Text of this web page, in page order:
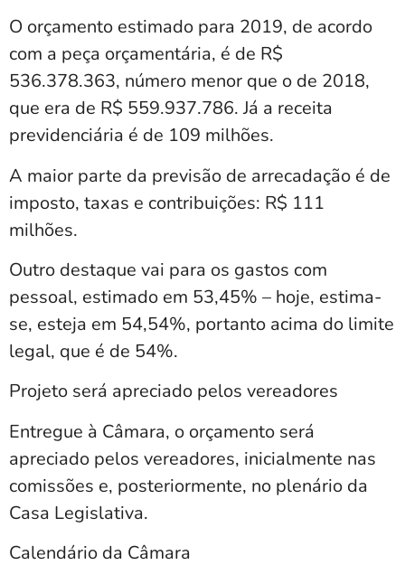
O orçamento estimado para 2019, de acordo
com a peça orçamentária, é de R$
536.378.363, número menor que o de 2018,
que era de R$ 559.937.786. Já a receita
previdenciária é de 109 milhões.
A maior parte da previsão de arrecadação é de
imposto, taxas e contribuições: R$ 111
milhões.
Outro destaque vai para os gastos com
pessoal, estimado em 53,45% – hoje, estima-
se, esteja em 54,54%, portanto acima do limite
legal, que é de 54%.
Projeto será apreciado pelos vereadores
Entregue à Câmara, o orçamento será
apreciado pelos vereadores, inicialmente nas
comissões e, posteriormente, no plenário da
Casa Legislativa.
Calendário da Câmara